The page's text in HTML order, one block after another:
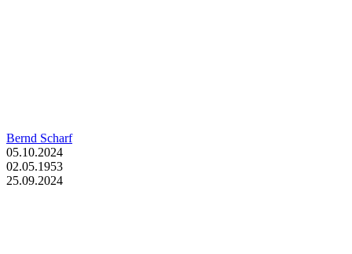
Bernd Scharf
05.10.2024
02.05.1953
25.09.2024